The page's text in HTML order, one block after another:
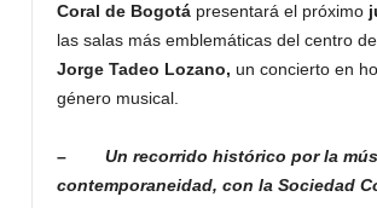
Coral de Bogotápresentará el próximo
las salas más emblemáticas del centro
Jorge Tadeo Lozano, un concierto en
género musical.
–
Un recorrido histórico por la
contemporaneidad, con la Sociedad